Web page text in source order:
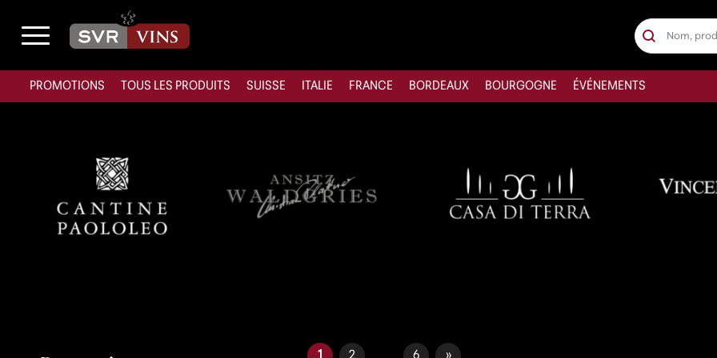
PROMOTIONS TOUS LES PRODUITS SUISSE ITALIE FRANCE BORDEAUX BOURGOGNE ÉVÉNEMENTS
Recherche
Rechercher